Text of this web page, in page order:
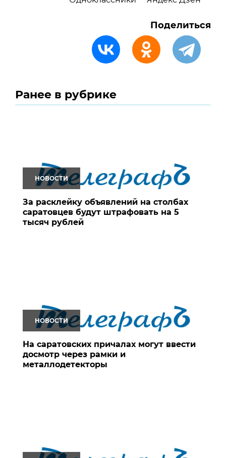
Поделиться
Ранее в рубрике
НОВОСТИ
За расклейку объявлений на столбах
саратовцев будут штрафовать на 5
тысяч рублей
НОВОСТИ
На саратовских причалах могут ввести
досмотр через рамки и
металлодетекторы